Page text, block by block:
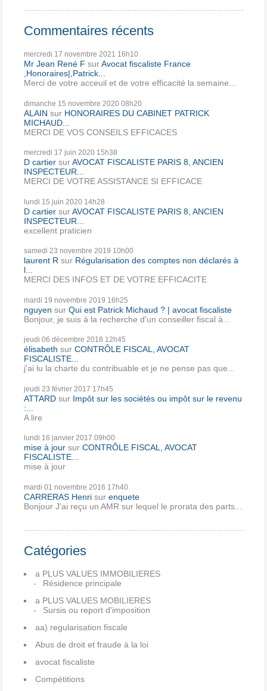
Commentaires récents
mercredi 17 novembre 2021 16h10
Mr Jean René F surAvocat fiscaliste France
,Honoraires|,Patrick...
Merci de votre acceuil et de votre efficacité la semaine...
dimanche 15 novembre 2020 08h20
ALAIN sur HONORAIRES DU CABINET PATRICK
MICHAUD...
MERCI DE VOS CONSEILS EFFICACES
mercredi 17 juin 2020 15h38
D cartier surAVOCAT FISCALISTE PARIS 8, ANCIEN
INSPECTEUR...
MERCI DE VOTRE ASSISTANCE SI EFFICACE
lundi 15 juin 2020 14h28
D cartier surAVOCAT FISCALISTE PARIS 8, ANCIEN
INSPECTEUR...
excellent praticien
samedi 23 novembre 2019 10h00
laurent R sur Régularisation des comptes non déclarés à
l...
MERCI DES INFOS ET DE VOTRE EFFICACITE
mardi 19 novembre 2019 16h25
nguyen sur Qui est Patrick Michaud ? | avocat fiscaliste
Bonjour, je suis à la recherche d'un conseiller fiscal à...
jeudi 06 décembre 2018 12h45
élisabeth sur CONTRÔLE FISCAL, AVOCAT
FISCALISTE...
j'ai lu la charte du contribuable et je ne pense pas que...
jeudi 23 février 2017 17h45
ATTARD sur Impôt sur les sociétés ou impôt sur le revenu
:...
A lire
lundi 16 janvier 2017 09h00
mise à jour sur CONTRÔLE FISCAL, AVOCAT
FISCALISTE...
mise à jour
mardi 01 novembre 2016 17h40
CARRERAS Henri sur enquete
Bonjour J'ai reçu un AMR sur lequel le prorata des parts...
Catégories
a PLUS VALUES IMMOBILIERES
Résidence principale
a PLUS VALUES MOBILIERES
Sursis ou report d'imposition
aa) regularisation fiscale
Abus de droit et fraude à la loi
avocat fiscaliste
Compétitions